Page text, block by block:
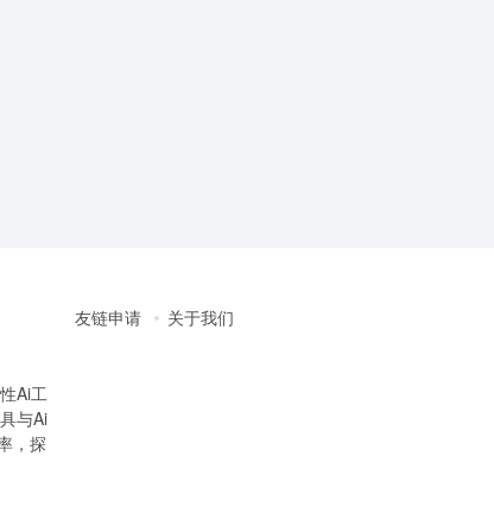
Ai工
与Ai
，探
友链申请 关于我们